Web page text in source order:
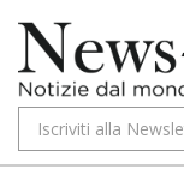
Iscriviti alla